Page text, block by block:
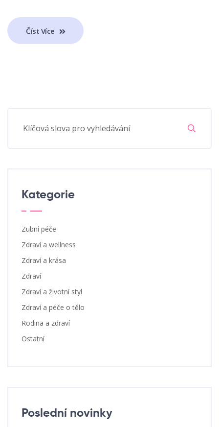
Číst Více
Kategorie
Zubní péče
Zdraví a wellness
Zdraví a krása
Zdraví
Zdraví a životní styl
Zdraví a péče o tělo
Rodina a zdraví
Ostatní
Poslední novinky